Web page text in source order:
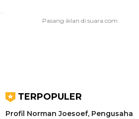
TERPOPULER
Profil Norman Joesoef, Pengusaha